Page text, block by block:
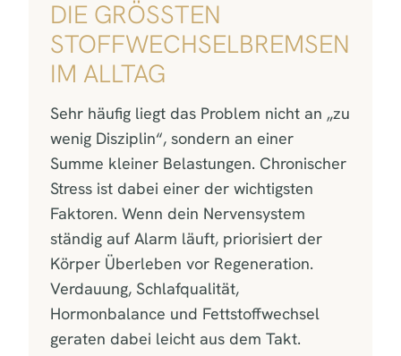
DIE GRÖSSTEN S
TOFFWECHSELBREMSEN I
M ALLTAG
Sehr häufig liegt das Problem nicht an „zu
wenig Disziplin“, sondern an einer
Summe kleiner Belastungen. Chronischer
Stress ist dabei einer der wichtigsten
Faktoren. Wenn dein Nervensystem
ständig auf Alarm läuft, priorisiert der
Körper Überleben vor Regeneration.
Verdauung, Schlafqualität,
Hormonbalance und Fettstoffwechsel
geraten dabei leicht aus dem Takt.